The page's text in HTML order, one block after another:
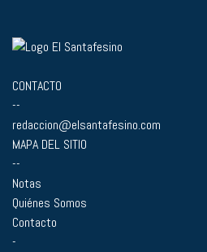
CONTACTO
--
redaccion@elsantafesino.com
MAPA DEL SITIO
--
Notas
Quiénes Somos
Contacto
-